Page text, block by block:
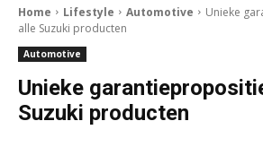
Home Lifestyle Automotive
Unieke
alle Suzuki producten
Automotive
Unieke
Suzuki producten